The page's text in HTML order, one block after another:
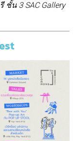
ชั้น 3 SAC Gallery